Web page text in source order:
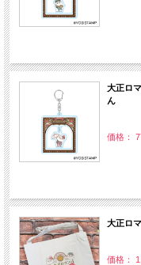
大正ロ
ん
価格：
大正ロ
価格：